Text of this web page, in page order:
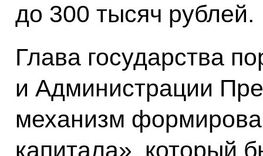
до 300 тысяч рублей.
Глава государства
и Администрации
механизм
капитала», который